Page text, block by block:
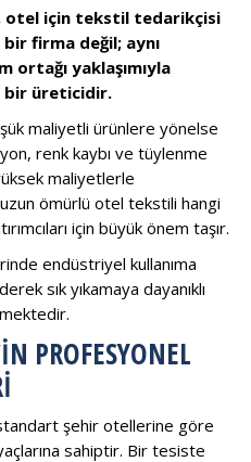
otel için tekstil tedarikçisi
firma değil; aynı
ortağı yaklaşımıyla
bir üreticidir.
maliyetli ürünlere yönelse
renk kaybı ve tüylenme
maliyetlerle
ömürlü otel tekstili hangi
için büyük önem taşır.
endüstriyel kullanıma
sık yıkamaya dayanıklı
PROFESYONEL
şehir otellerine göre
sahiptir. Bir tesiste